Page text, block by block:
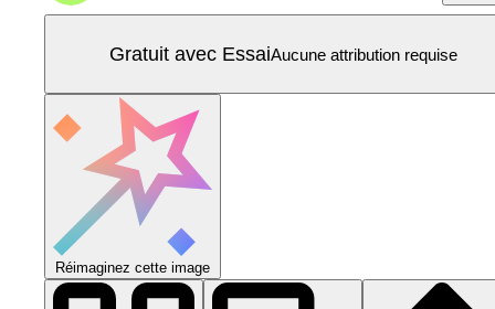
Gratuit avec EssaiAucune attribution requise
Réimaginez cette image